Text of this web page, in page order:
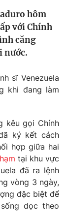
hôm
với Chính
căng
nước.
sĩ Venezuela
khi đang làm
kêu gọi Chính
ký kết cách
hợp giữa hai
tại khu vực
đã ra lệnh
vòng 3 ngày,
đặc biệt để
dọc theo